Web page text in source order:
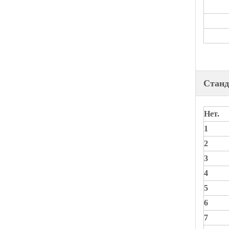
Нет.
1
2
3
4
5
6
7